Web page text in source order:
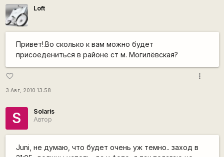
Loft
Привет!.Во сколько к вам можно будет
присоедениться в районе ст м. Могилёвская?
favorite_border
3 Авг, 2010 13:58
more_vert
S
Solaris
Автор
Juni, не думаю, что будет очень уж темно.. заход в